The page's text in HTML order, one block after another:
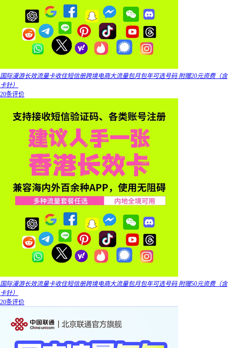
国际漫游长效流量卡收住短信册跨境电商大流量包月包年可选号码 附赠20元资费（含
卡针）
20条评价
国际漫游长效流量卡收住短信册跨境电商大流量包月包年可选号码 附赠50元资费（含
卡针）
20条评价